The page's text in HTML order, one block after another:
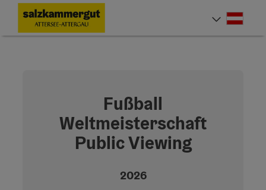
Zum InhaltAccesskey
[0]
Zur NavigationAccesskey
[1]
Zum Seitenanfang
Zum ImpressumAccesskey
[5]
Zu den Hinweisen zur Bedienung der Website Accesskey
Zur StartseiteAccesskey
[7]
Fußball
Weltmeisterschaft
Public Viewing
2026